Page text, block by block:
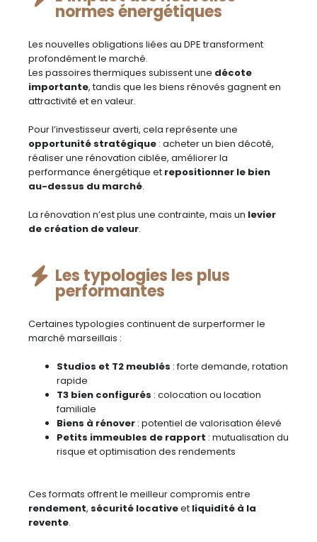
normes énergétiques
Les nouvelles obligations liées au DPE transforment
profondément le marché.
Les passoires thermiques subissent une décote
importante, tandis que les biens rénovés gagnent en
attractivité et en valeur.
Pour l’investisseur averti, cela représente une
opportunité stratégique : acheter un bien décoté,
réaliser une rénovation ciblée, améliorer la
performance énergétique et repositionner le bien
au-dessus du marché.
La rénovation n’est plus une contrainte, mais un levier
de création de valeur.
Les typologies les plus
performantes
Certaines typologies continuent de surperformer le
marché marseillais :
Studios et T2 meublés : forte demande, rotation
rapide
T3 bien configurés : colocation ou location
familiale
Biens à rénover : potentiel de valorisation élevé
Petits immeubles de rapport : mutualisation du
risque et optimisation des rendements
Ces formats offrent le meilleur compromis entre
rendement, sécurité locativeet liquidité à la
revente.